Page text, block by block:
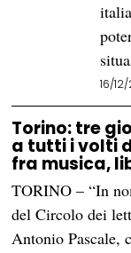
16/
Torino: tre
a tutti i volti
fra musica,
TORINO – “In
del Circolo dei
Antonio Pascale,